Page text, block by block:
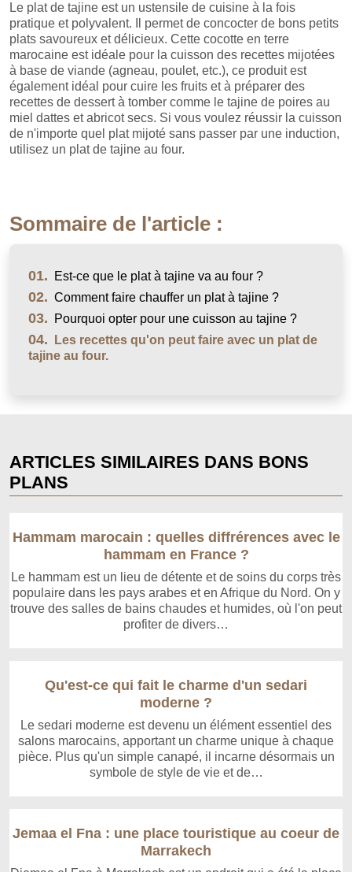
Le plat de tajine est un ustensile de cuisine à la fois
pratique et polyvalent. Il permet de concocter de bons petits
plats savoureux et délicieux. Cette cocotte en terre
marocaine est idéale pour la cuisson des recettes mijotées
à base de viande (agneau, poulet, etc.), ce produit est
également idéal pour cuire les fruits et à préparer des
recettes de dessert à tomber comme le tajine de poires au
miel dattes et abricot secs. Si vous voulez réussir la cuisson
de n'importe quel plat mijoté sans passer par une induction,
utilisez un plat de tajine au four.
Sommaire de l'article :
01. Est-ce que le plat à tajine va au four ?
02. Comment faire chauffer un plat à tajine ?
03. Pourquoi opter pour une cuisson au tajine ?
04.
Les recettes qu'on peut faire avec un plat de
tajine au four.
ARTICLES SIMILAIRES DANS BONS
PLANS
Hammam marocain : quelles diffrérences avec le
hammam en France ?
Le hammam est un lieu de détente et de soins du corps très
populaire dans les pays arabes et en Afrique du Nord. On y
trouve des salles de bains chaudes et humides, où l'on peut
profiter de divers…
Qu'est-ce qui fait le charme d'un sedari
moderne ?
Le sedari moderne est devenu un élément essentiel des
salons marocains, apportant un charme unique à chaque
pièce. Plus qu'un simple canapé, il incarne désormais un
symbole de style de vie et de…
Jemaa el Fna : une place touristique au coeur de
Marrakech